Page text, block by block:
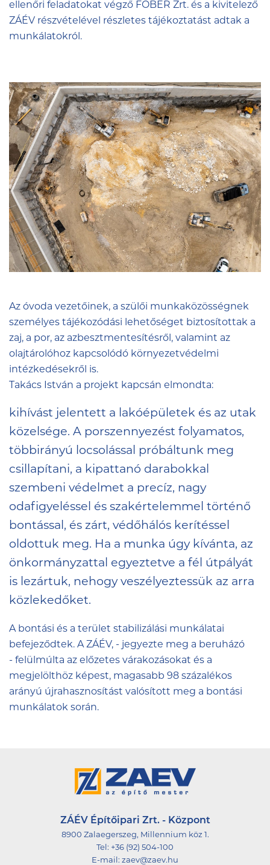
ellenőri feladatokat végző FŐBER Zrt. és a kivitelező
ZÁÉV részvételével részletes tájékoztatást adtak a
munkálatokról.
Az óvoda vezetőinek, a szülői munkaközösségnek
személyes tájékozódási lehetőséget biztosítottak a
zaj, a por, az azbesztmentesítésről, valamint az
olajtárolóhoz kapcsolódó környezetvédelmi
intézkedésekről is.
Takács István a projekt kapcsán elmondta:
kihívást jelentett a lakóépületek és az utak
közelsége. A porszennyezést folyamatos,
többirányú locsolással próbáltunk meg
csillapítani, a kipattanó darabokkal
szembeni védelmet a precíz, nagy
odafigyeléssel és szakértelemmel történő
bontással, és zárt, védőhálós kerítéssel
oldottuk meg. Ha a munka úgy kívánta, az
önkormányzattal egyeztetve a fél útpályát
is lezártuk, nehogy veszélyeztessük az arra
közlekedőket.
A bontási és a terület stabilizálási munkálatai
befejeződtek. A ZÁÉV, - jegyezte meg a beruházó
- felülmúlta az előzetes várakozásokat és a
megjelölthöz képest, magasabb 98 százalékos
arányú újrahasznosítást valósított meg a bontási
munkálatok során.
ZÁÉV Építőipari Zrt. - Központ
8900 Zalaegerszeg, Millennium köz 1.
Tel: +36 (92) 504-100
E-mail: zaev@zaev.hu